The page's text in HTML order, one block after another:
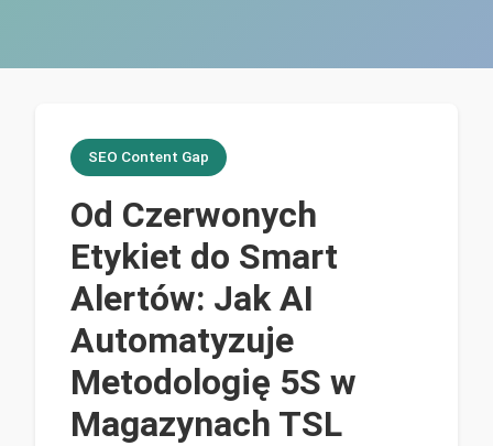
SEO Content Gap
Od Czerwonych
Etykiet do Smart
Alertów: Jak AI
Automatyzuje
Metodologię 5S w
Magazynach TSL